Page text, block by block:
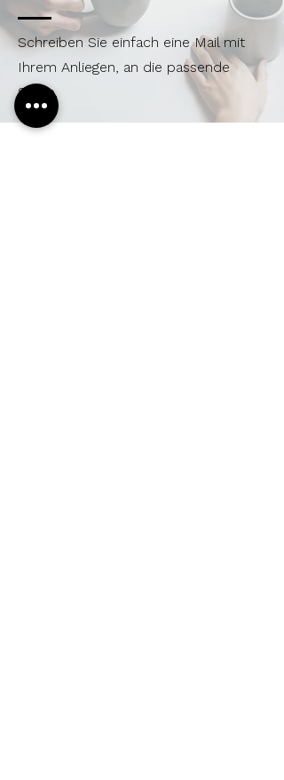
Schreiben Sie einfach eine Mail mit
Ihrem Anliegen, an die passende
Stelle.